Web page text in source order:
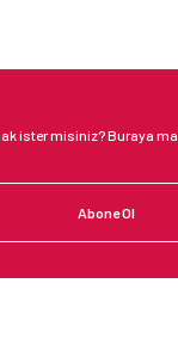
Abone Ol